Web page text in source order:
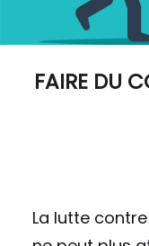
FAIRE DU
La lutte